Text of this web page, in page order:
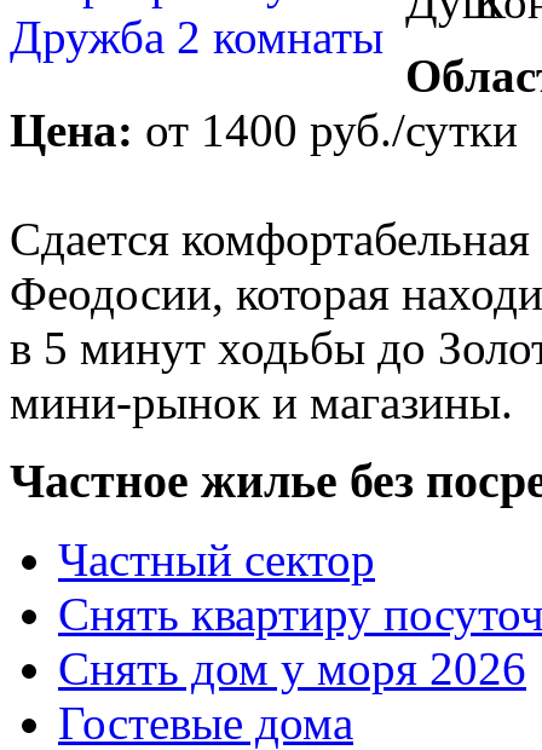
Цена: от 1400 руб./сутки
Сдается
Феодосии, которая
в 5 минут ходьбы до
мини-рынок и магазины.
Частное жилье без
Частный сектор
Снять квартиру
Снять дом у моря 2026
Гостевые дома